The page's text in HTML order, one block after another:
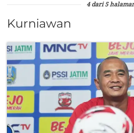
4 dari 5
Kurniawan